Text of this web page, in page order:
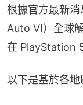
根據官方最新
Auto VI）全球
在 PlayStation
以下是基於各地